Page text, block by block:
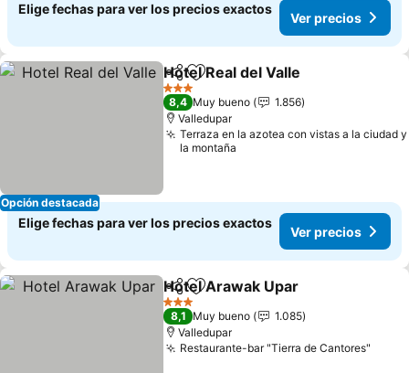
Elige fechas para ver los precios exactos
Ver precios
Opción destacada
CompartirAgregar a favoritos
Hotel Real del Valle
3 Estrellas
8,4 Muy bueno
1.856
Valledupar
Terraza en la azotea con vistas a la ciudad y
la montaña
Elige fechas para ver los precios exactos
Ver precios
CompartirAgregar a favoritos
Hotel Arawak Upar
3 Estrellas
8,1 Muy bueno
1.085
Valledupar
Restaurante-bar "Tierra de Cantores"